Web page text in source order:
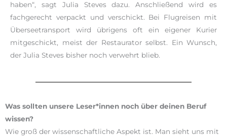
haben“, sagt Julia Steves dazu. Anschließend wird es
fachgerecht verpackt und verschickt. Bei Flugreisen mit
Überseetransport wird übrigens oft ein eigener Kurier
mitgeschickt, meist der Restaurator selbst. Ein Wunsch,
der Julia Steves bisher noch verwehrt blieb.
Was sollten unsere Leser*innen noch über deinen Beruf
wissen?
Wie groß der wissenschaftliche Aspekt ist. Man sieht uns mit